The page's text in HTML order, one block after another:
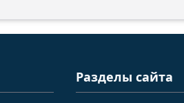
Разделы сайта